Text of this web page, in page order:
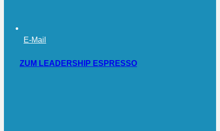
E-Mail
ZUM LEADERSHIP ESPRESSO